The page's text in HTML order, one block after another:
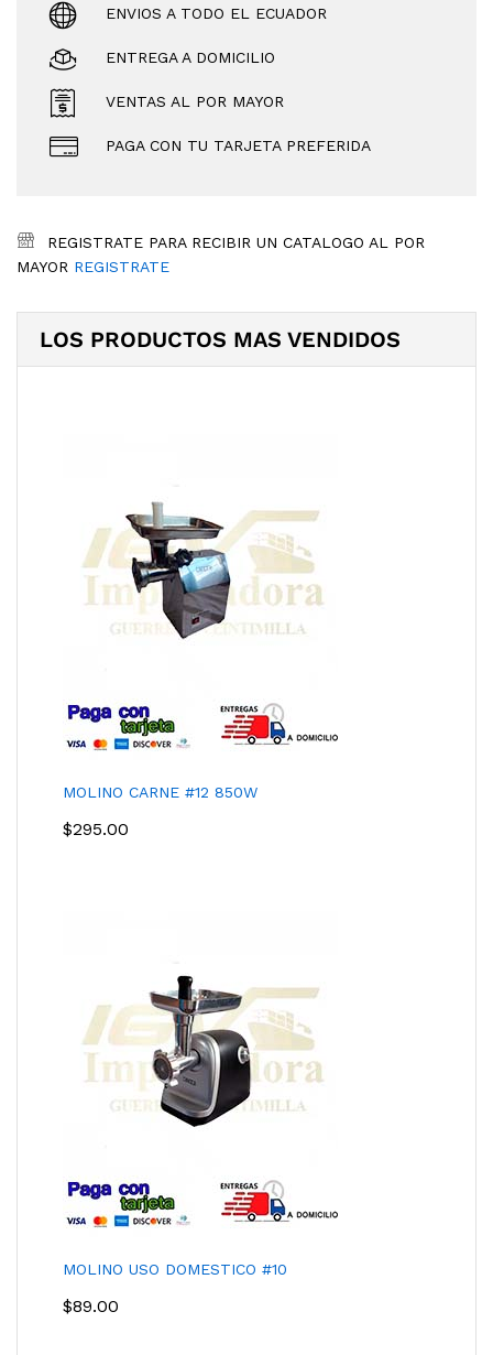
ENVIOS A TODO EL ECUADOR
ENTREGA A DOMICILIO
VENTAS AL POR MAYOR
PAGA CON TU TARJETA PREFERIDA
REGISTRATE PARA RECIBIR UN CATALOGO AL POR
MAYOR REGISTRATE
LOS PRODUCTOS MAS VENDIDOS
MOLINO CARNE #12 850W
$295.00
MOLINO USO DOMESTICO #10
$89.00